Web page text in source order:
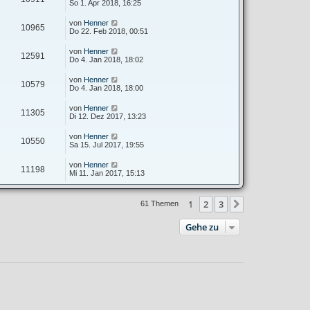
So 1. Apr 2018, 16:25
10965 von Henner
Do 22. Feb 2018, 00:51
12591 von Henner
Do 4. Jan 2018, 18:02
10579 von Henner
Do 4. Jan 2018, 18:00
11305 von Henner
Di 12. Dez 2017, 13:23
10550 von Henner
Sa 15. Jul 2017, 19:55
11198 von Henner
Mi 11. Jan 2017, 15:13
61 Themen 1 2 3
Gehe zu